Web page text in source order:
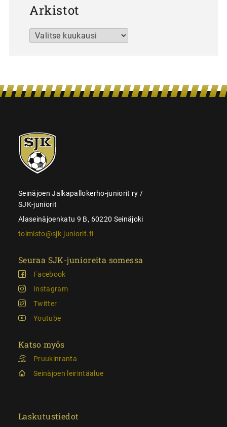
Arkistot
Arkistot
SJK-
juniorit
Seinäjoen Jalkapallokerho-juniorit ry /
SJK-juniorit
Alaseinäjoenkatu 9 B, 60220 Seinäjoki
toimisto@sjk-juniorit.fi
Seuraa SJK-junioreita somessa
Facebook
Instagram
Twitter
Youtube
Katso myös
Pruukinranta
Seinäjoen leirintäalue
Laskutustiedot